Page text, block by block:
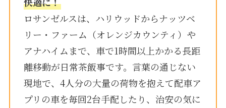
ロサンゼルスは、ハリウッドからナッツベ
リー・ファーム（オレンジカウンティ）や
アナハイムまで、車で1時間以上かかる長距
離移動が日常茶飯事です。言葉の通じない
現地で、4人分の大量の荷物を抱えて配車ア
プリの車を毎回2台手配したり、治安の気に